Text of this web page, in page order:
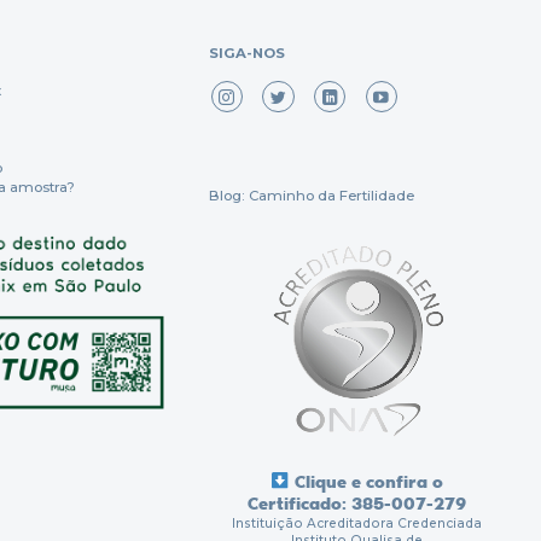
amostra?
SIGA-NOS
Blog: Caminho da Fertilidade
Clique e confira o
Certificado: 385-007-279
Instituição Acreditadora Credenciada